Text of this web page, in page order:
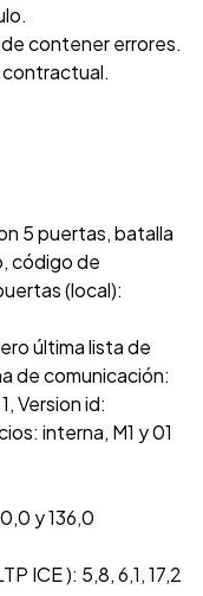
contener errores.
5 puertas, batalla
código de
(local):
última lista de
de comunicación:
Version id:
interna, M1 y 01
y 136,0
ICE ): 5,8, 6,1, 17,2